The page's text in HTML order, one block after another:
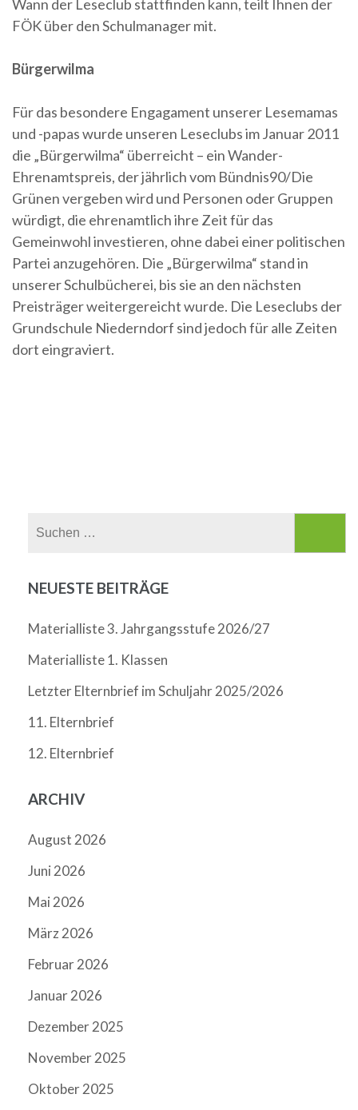
Wann der Leseclub stattfinden kann, teilt Ihnen der
FÖK über den Schulmanager mit.
Bürgerwilma
Für das besondere Engagament unserer Lesemamas
und -papas wurde unseren Leseclubs im Januar 2011
die „Bürgerwilma“ überreicht – ein Wander-
Ehrenamtspreis, der jährlich vom Bündnis90/Die
Grünen vergeben wird und Personen oder Gruppen
würdigt, die ehrenamtlich ihre Zeit für das
Gemeinwohl investieren, ohne dabei einer politischen
Partei anzugehören. Die „Bürgerwilma“ stand in
unserer Schulbücherei, bis sie an den nächsten
Preisträger weitergereicht wurde. Die Leseclubs der
Grundschule Niederndorf sind jedoch für alle Zeiten
dort eingraviert.
NEUESTE BEITRÄGE
Materialliste 3. Jahrgangsstufe 2026/27
Materialliste 1. Klassen
Letzter Elternbrief im Schuljahr 2025/2026
11. Elternbrief
12. Elternbrief
ARCHIV
August 2026
Juni 2026
Mai 2026
März 2026
Februar 2026
Januar 2026
Dezember 2025
November 2025
Oktober 2025